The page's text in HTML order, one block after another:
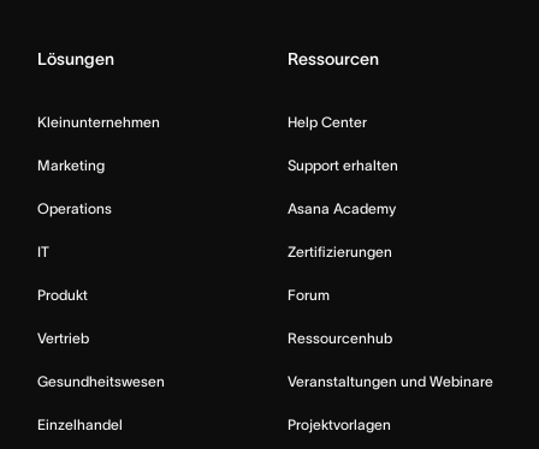
Lösungen
Kleinunternehmen
Marketing
Operations
IT
Produkt
Vertrieb
Gesundheitswesen
Einzelhandel
Ressourcen
Help Center
Support erhalten
Asana Academy
Zertifizierungen
Forum
Ressourcenhub
Veranstaltungen und Webinare
Projektvorlagen